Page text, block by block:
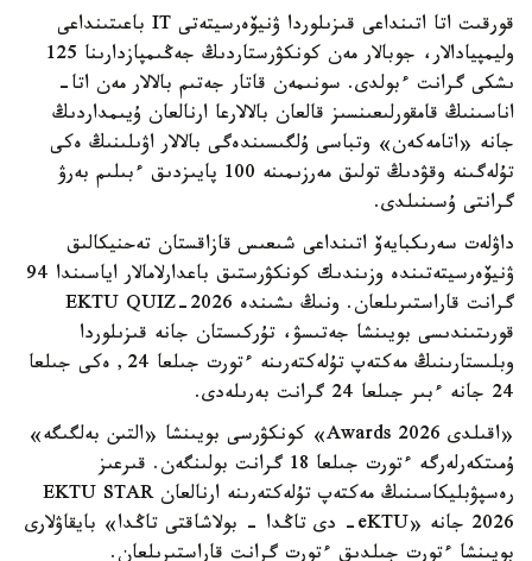
قورقىت اتا اتىنداعى قىزىلوردا ۋنيۆەرسيتەتى IT باعىتىنداعى
وليمپيادالار، جوبالار مەن كونكۋرستاردىڭ جەڭىمپازدارىنا 125
ىشكى گرانت ءبولدى. سونىمەن قاتار جەتىم بالالار مەن اتا-
اناسىنىڭ قامقورلىعىنسىز قالعان بالالارعا ارنالعان ۇيىمداردىڭ
جانە «اتامەكەن» وتباسى ۇلگىسىندەگى بالالار اۋىلىنىڭ ەكى
تۇلەگىنە وقۋدىڭ تولىق مەرزىمىنە 100 پايىزدىق ءبىلىم بەرۋ
گرانتى ۇسىنىلدى.
داۋلەت سەرىكبايەۆ اتىنداعى شىعىس قازاقستان تەحنيكالىق
ۋنيۆەرسيتەتىندە وزىندىك كونكۋرستىق باعدارلامالار اياسىندا 94
گرانت قاراستىرىلعان. ونىڭ ىشىندە EKTU QUIZ-2026
قورىتىندىسى بويىنشا جەتىسۋ، تۇركىستان جانە قىزىلوردا
وبلىستارىنىڭ مەكتەپ تۇلەكتەرىنە ءتورت جىلعا 24, ەكى جىلعا
24 جانە ءبىر جىلعا 24 گرانت بەرىلەدى.
«اقىلدى Awards 2026» كونكۋرسى بويىنشا «التىن بەلگىگە»
ۇمىتكەرلەرگە ءتورت جىلعا 18 گرانت بولىنگەن. قىرعىز
رەسپۋبليكاسىنىڭ مەكتەپ تۇلەكتەرىنە ارنالعان EKTU STAR
2026 جانە «eKTU- دى تاڭدا - بولاشاقتى تاڭدا» بايقاۋلارى
بويىنشا ءتورت جىلدىق ءتورت گرانت قاراستىرىلعان.